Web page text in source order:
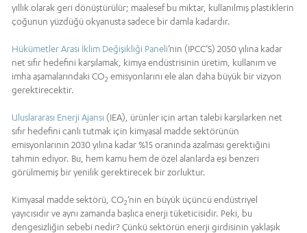
yıllık olarak geri dönüştürülür; maalesef bu miktar, kullanılmış plastiklerin
çoğunun yüzdüğü okyanusta sadece bir damla kadardır.
Hükümetler Arası İklim Değişikliği Paneli’nin (IPCC’S) 2050 yılına kadar
net sıfır hedefini karşılamak, kimya endüstrisinin üretim, kullanım ve
imha aşamalarındaki CO2 emisyonlarını ele alan daha büyük bir vizyon
gerektirecektir.
Uluslararası Enerji Ajansı (IEA), ürünler için artan talebi karşılarken net
sıfır hedefini canlı tutmak için kimyasal madde sektörünün
emisyonlarının 2030 yılına kadar %15 oranında azalması gerektiğini
tahmin ediyor. Bu, hem kamu hem de özel alanlarda eşi benzeri
görülmemiş bir yenilik gerektirecek bir zorluktur.
Kimyasal madde sektörü, CO2’nin en büyük üçüncü endüstriyel
yayıcısıdır ve aynı zamanda başlıca enerji tüketicisidir. Peki, bu
dengesizliğin sebebi nedir? Çünkü sektörün enerji girdisinin yaklaşık